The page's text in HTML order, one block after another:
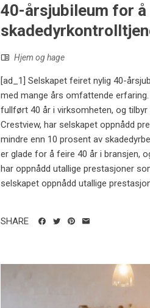
40-årsjubileum for
Hjem og hage
[ad_1] Selskapet feiret nylig 40-
med mange års omfattende
fullført 40 år i virksomheten, og
Crestview, har selskapet oppnådd
mindre enn 10 prosent av
er glade for å feire 40 år i bransjen,
har oppnådd utallige prestasjoner
selskapet oppnådd utallige
SHARE